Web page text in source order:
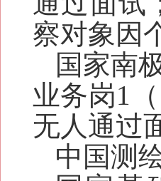
察对象因
国家南
业务岗1
无人通过
中国测